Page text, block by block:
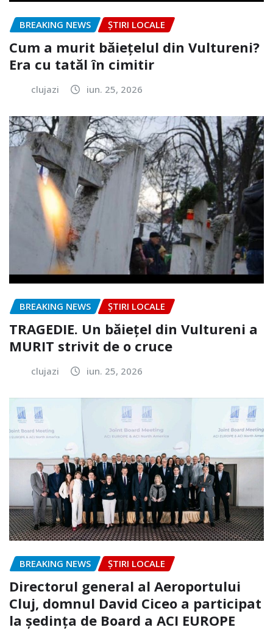
BREAKING NEWS ȘTIRI LOCALE
Cum a murit băiețelul din Vultureni?
Era cu tatăl în cimitir
clujazi iun. 25, 2026
BREAKING NEWS ȘTIRI LOCALE
TRAGEDIE. Un băiețel din Vultureni a
MURIT strivit de o cruce
clujazi iun. 25, 2026
BREAKING NEWS ȘTIRI LOCALE
Directorul general al Aeroportului
Cluj, domnul David Ciceo a participat
la ședința de Board a ACI EUROPE